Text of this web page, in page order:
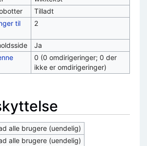
Tilladt
til
2
Ja
0 (0 omdirigeringer; 0 der
ikke er omdirigeringer)
alle brugere (uendelig)
alle brugere (uendelig)